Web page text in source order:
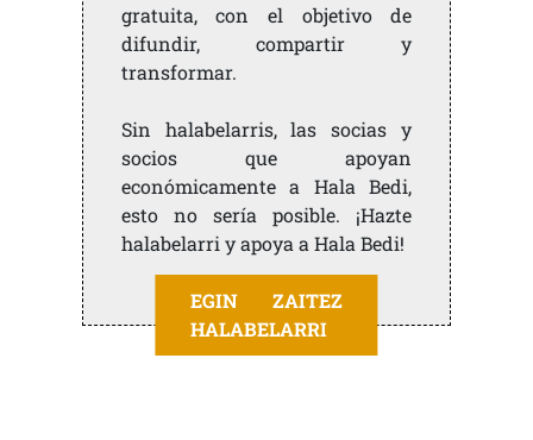
gratuita, con el objetivo de
difundir, compartir y
transformar.
Sin halabelarris, las socias y
socios que apoyan
económicamente a Hala Bedi,
esto no sería posible. ¡Hazte
halabelarri y apoya a Hala Bedi!
EGIN ZAITEZ
HALABELARRI